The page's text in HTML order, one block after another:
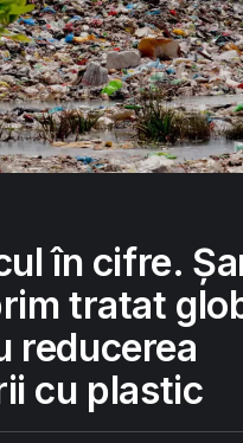
în cifre.
tratat
reducerea
cu plastic